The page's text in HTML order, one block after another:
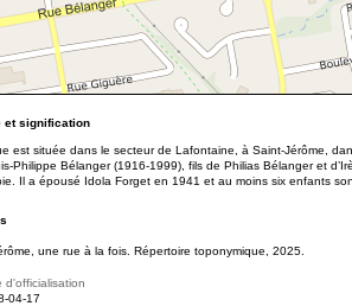
et signification
est située dans le secteur de Lafontaine, à Saint-Jérôme,
Philippe Bélanger (1916-1999), fils de Philias Bélanger et
Il a épousé Idola Forget en 1941 et au moins six enfants
une rue à la fois. Répertoire toponymique, 2025.
d'officialisation
04-17